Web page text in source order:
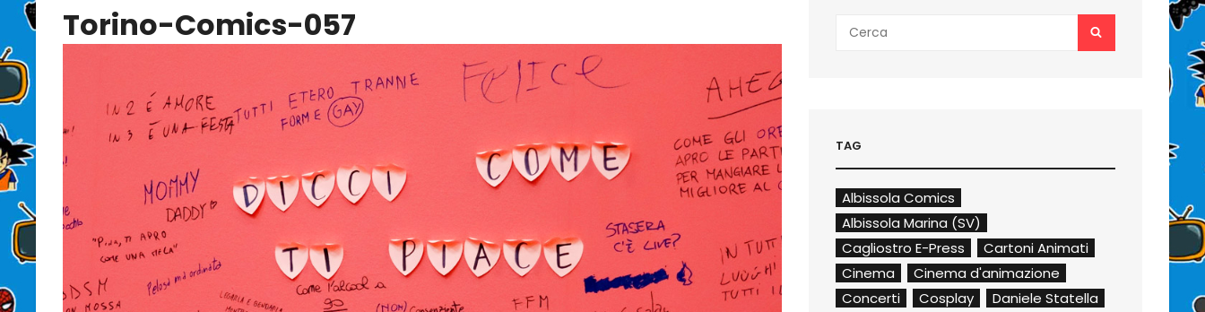
Torino-Comics-057
for:
TAG
Albissola Comics
Albissola Marina (SV)
Cagliostro E-Press
Cartoni Animati
Cinema
Cinema d'animazione
Concerti
Cosplay
Daniele Statella